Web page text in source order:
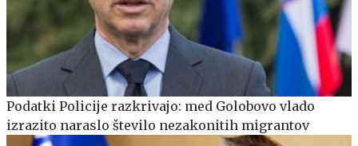
Podatki Policije razkrivajo: med Golobovo vlado
izrazito naraslo število nezakonitih migrantov